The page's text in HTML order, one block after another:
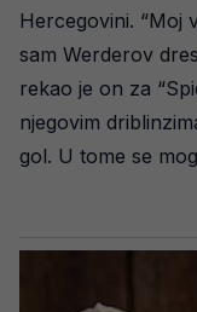
Hercegovini. “Moj
sam Werderov
rekao je on za
njegovim
gol. U tome se